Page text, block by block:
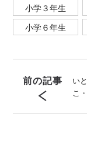
小学３年生
小学６年生
前の記事
い
こ